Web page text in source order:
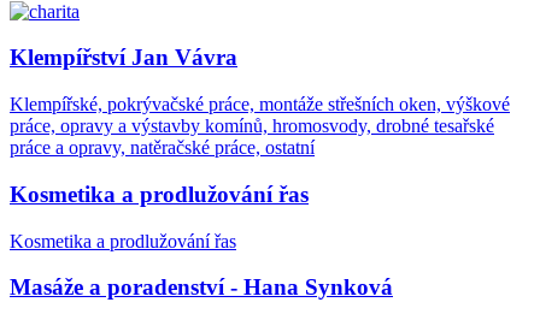
Klempířství Jan Vávra
Klempířské, pokrývačské práce, montáže střešních oken, výškové
práce, opravy a výstavby komínů, hromosvody, drobné tesařské
práce a opravy, natěračské práce, ostatní
Kosmetika a prodlužování řas
Kosmetika a prodlužování řas
Masáže a poradenství - Hana Synková